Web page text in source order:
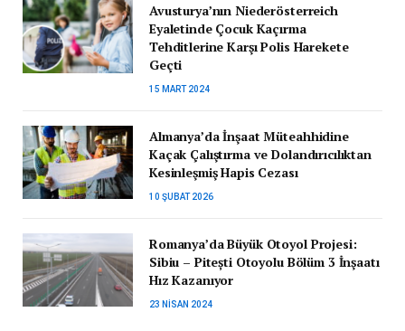
Avusturya’nın Niederösterreich
Eyaletinde Çocuk Kaçırma
Tehditlerine Karşı Polis Harekete
Geçti
15 MART 2024
Almanya’da İnşaat Müteahhidine
Kaçak Çalıştırma ve Dolandırıcılıktan
Kesinleşmiş Hapis Cezası
10 ŞUBAT 2026
Romanya’da Büyük Otoyol Projesi:
Sibiu – Pitești Otoyolu Bölüm 3 İnşaatı
Hız Kazanıyor
23 NISAN 2024